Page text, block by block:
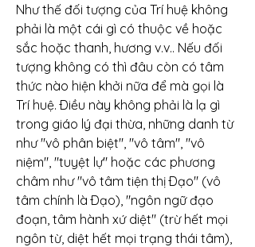
Như thế đối tượng của Trí huệ không
phải là một cái gì có thuộc về hoặc
sắc hoặc thanh, hương v.v.. Nếu đối
tượng không có thì đâu còn có tâm
thức nào hiện khởi nữa để mà gọi là
Trí huệ. Ðiều này không phải là lạ gì
trong giáo lý đại thừa, những danh từ
như "vô phân biệt", "vô tâm", "vô
niệm", "tuyệt lự" hoặc các phương
châm như "vô tâm tiện thị Ðạo" (vô
tâm chính là Ðạo), "ngôn ngữ đạo
đoạn, tâm hành xứ diệt" (trừ hết mọi
ngôn từ, diệt hết mọi trạng thái tâm),